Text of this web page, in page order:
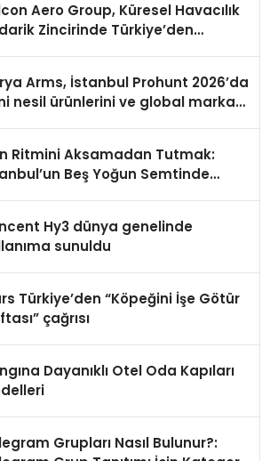
Aero Group, Küresel Havacılık
Zincirinde Türkiye’den
Arms, İstanbul Prohunt 2026’da
nesil ürünlerini ve global marka
Ritmini Aksamadan Tutmak:
Beş Yoğun Semtinde
Hy3 dünya genelinde
sunuldu
Türkiye’den “Köpeğini İşe Götür
çağrısı
Dayanıklı Otel Oda Kapıları
Grupları Nasıl Bulunur?: